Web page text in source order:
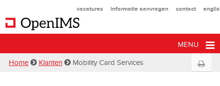
vacatures informatie aanvragen contact
MENU
Home Klanten Mobility Card Services